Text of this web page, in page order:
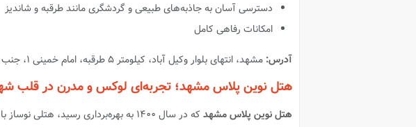
دسترسی آسان به جاذبه‌های طبیعی و گردشگری مانند طرقبه و شاندیز
امکانات رفاهی کامل
آدرس: مشهد، انتهای بلوار وکیل آباد، کیلومتر ۵ طرقبه، امام خمینی ۱، جنب پمپ بنزین گلستان
هتل نوین پلاس مشهد؛ تجربه‌ای لوکس و مدرن در قلب
هتل نوین پلاس مشهد
که در سال ۱۴۰۰ به بهره‌برداری رسید،